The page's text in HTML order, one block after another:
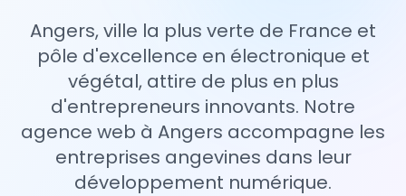
Angers, ville la plus verte de France et
pôle d'excellence en électronique et
végétal, attire de plus en plus
d'entrepreneurs innovants. Notre
agence web à Angers accompagne les
entreprises angevines dans leur
développement numérique.